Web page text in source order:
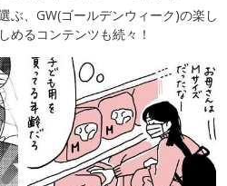
ぶ、GW(ゴールデンウィーク)の楽し
めるコンテンツも続々！